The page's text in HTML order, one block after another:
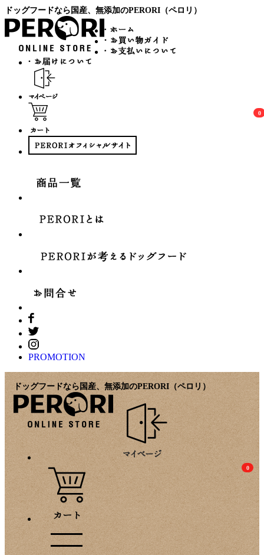
ドッグフードなら国産、無添加のPERORI（ペロリ）
0
PROMOTION
ドッグフードなら国産、無添加のPERORI（ペロリ）
0